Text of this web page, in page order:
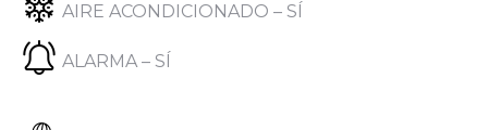
AIRE ACONDICIONADO – SÍ
ALARMA – SÍ